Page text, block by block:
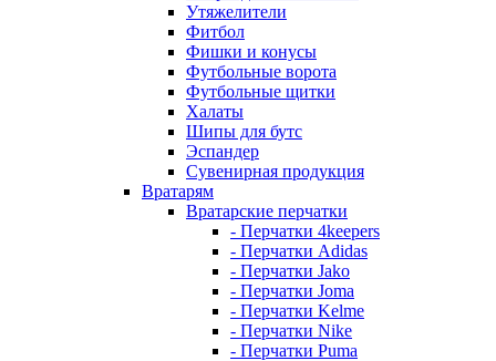
Утяжелители
Фитбол
Фишки и конусы
Футбольные ворота
Футбольные щитки
Халаты
Шипы для бутс
Эспандер
Сувенирная продукция
Вратарям
Вратарские перчатки
- Перчатки 4keepers
- Перчатки Adidas
- Перчатки Jako
- Перчатки Joma
- Перчатки Kelme
- Перчатки Nike
- Перчатки Puma